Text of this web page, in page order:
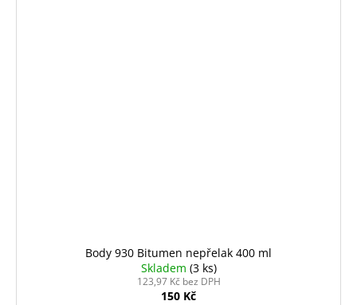
Body 930 Bitumen nepřelak 400 ml
Skladem (3 ks)
123,97 Kč bez DPH
150 Kč